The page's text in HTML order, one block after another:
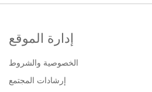
إدارة الموقع
الخصوصية والشروط
إرشادات المجتمع